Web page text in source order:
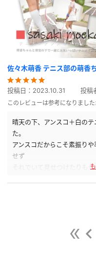
佐々木萌香 テニス部の萌香
投稿日： 2023.10.31 投稿
このレビューは参考になりました
晴天の下、アンスコ＋白の
た。
アンスコだからこそ素振り
せず
それでいて見せつけたりもせ